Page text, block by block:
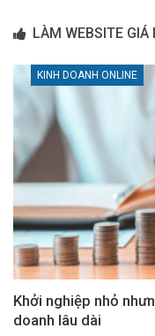
LÀM WEBSITE GIÁ
KINH DOANH ONLINE
Khởi nghiệp nhỏ
doanh lâu dài